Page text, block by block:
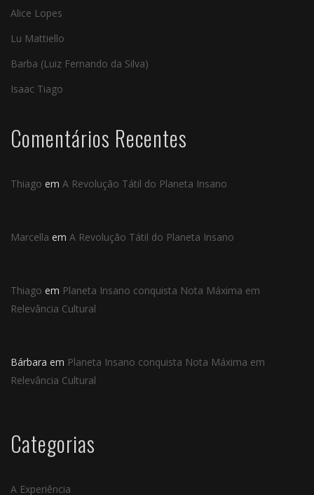
Alice Lopes
Lu Mattiello
Barba (Luiz Fernando da Silva)
Isaac Tiago
Comentários Recentes
Thiago em A Revolução Tátil do Planeta Insano
Marcella em A Revolução Tátil do Planeta Insano
Thiago em Planeta Insano conquista Nota Máxima em
Relevância Cultural
Bárbara em Planeta Insano conquista Nota Máxima em
Relevância Cultural
Categorias
A Experiência